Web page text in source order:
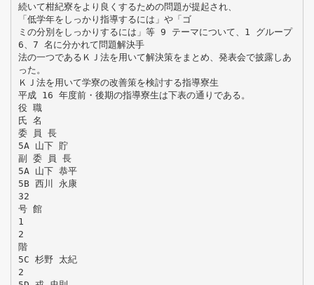
続いて柑紀寮をより良くするための問題が提起され、
「低学年をしっかり指導するには」や「ゴ
ミの分別をしっかりするには」等 9 テーマについて、1 グループ
6、7 名に分かれて問題解決手
法の一つであるＫＪ法を用いて解決策をまとめ、発表会で披露しあ
った。
ＫＪ法を用いて学寮の改善策を検討する指導寮生
平成 16 年度前・後期の指導寮生は下表の通りである。
役 職
氏 名
委 員 長
5A 山下 貯
副 委 員 長
5A 山下 恭平
5B 西川 永康
32
号 館
1
2
階
5C 杉野 太紀
2